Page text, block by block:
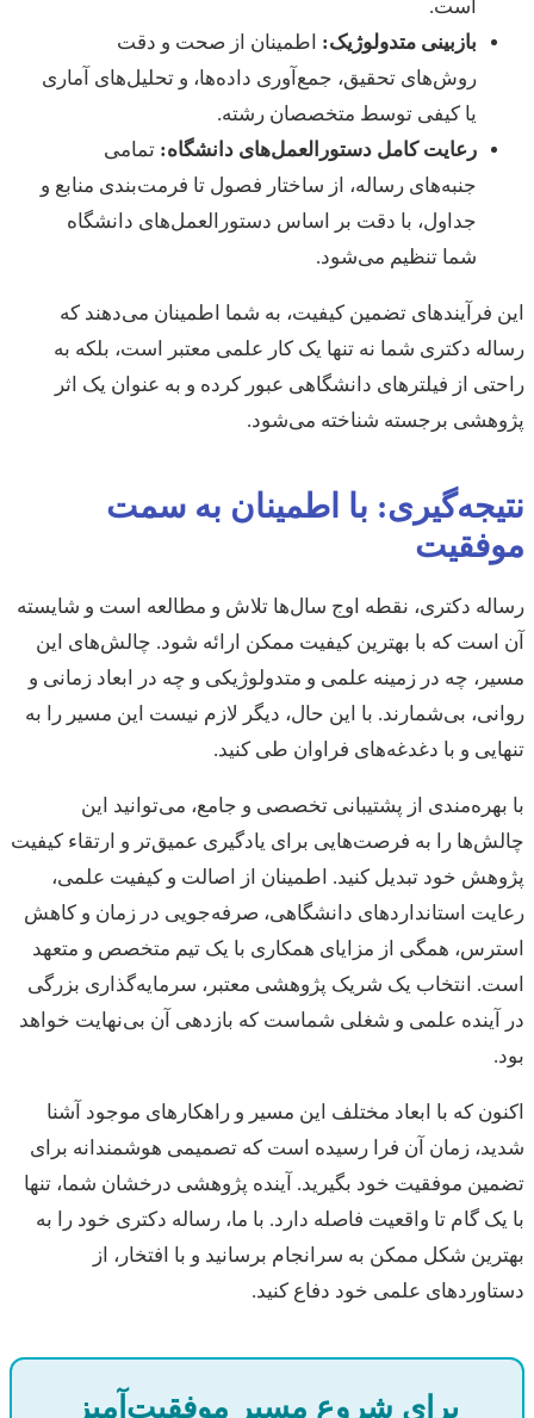
است.
بازبینی متدولوژیک: اطمینان از صحت و دقت
روش‌های تحقیق، جمع‌آوری داده‌ها، و تحلیل‌های آماری
یا کیفی توسط متخصصان رشته.
رعایت کامل دستورالعمل‌های دانشگاه: تمامی
جنبه‌های رساله، از ساختار فصول تا فرمت‌بندی منابع و
جداول، با دقت بر اساس دستورالعمل‌های دانشگاه
شما تنظیم می‌شود.
این فرآیندهای تضمین کیفیت، به شما اطمینان می‌دهند که
رساله دکتری شما نه تنها یک کار علمی معتبر است، بلکه به
راحتی از فیلترهای دانشگاهی عبور کرده و به عنوان یک اثر
پژوهشی برجسته شناخته می‌شود.
نتیجه‌گیری: با اطمینان به سمت
موفقیت
رساله دکتری، نقطه اوج سال‌ها تلاش و مطالعه است و شایسته
آن است که با بهترین کیفیت ممکن ارائه شود. چالش‌های این
مسیر، چه در زمینه علمی و متدولوژیکی و چه در ابعاد زمانی و
روانی، بی‌شمارند. با این حال، دیگر لازم نیست این مسیر را به
تنهایی و با دغدغه‌های فراوان طی کنید.
با بهره‌مندی از پشتیبانی تخصصی و جامع، می‌توانید این
چالش‌ها را به فرصت‌هایی برای یادگیری عمیق‌تر و ارتقاء کیفیت
پژوهش خود تبدیل کنید. اطمینان از اصالت و کیفیت علمی،
رعایت استانداردهای دانشگاهی، صرفه‌جویی در زمان و کاهش
استرس، همگی از مزایای همکاری با یک تیم متخصص و متعهد
است. انتخاب یک شریک پژوهشی معتبر، سرمایه‌گذاری بزرگی
در آینده علمی و شغلی شماست که بازدهی آن بی‌نهایت خواهد
بود.
اکنون که با ابعاد مختلف این مسیر و راهکارهای موجود آشنا
شدید، زمان آن فرا رسیده است که تصمیمی هوشمندانه برای
تضمین موفقیت خود بگیرید. آینده پژوهشی درخشان شما، تنها
با یک گام تا واقعیت فاصله دارد. با ما، رساله دکتری خود را به
بهترین شکل ممکن به سرانجام برسانید و با افتخار، از
دستاوردهای علمی خود دفاع کنید.
برای شروع مسیر موفقیت‌آمیز